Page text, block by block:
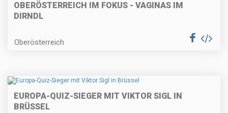
OBERÖSTERREICH IM FOKUS - VAGINAS IM
DIRNDL
Oberösterreich
EUROPA-QUIZ-SIEGER MIT VIKTOR SIGL IN
BRÜSSEL